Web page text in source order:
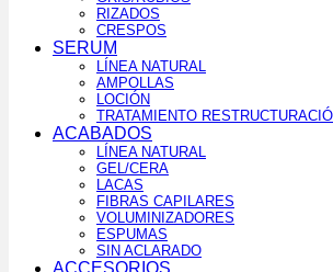
RIZADOS
CRESPOS
SERUM
LÍNEA NATURAL
AMPOLLAS
LOCIÓN
TRATAMIENTO
ACABADOS
LÍNEA NATURAL
GEL/CERA
LACAS
FIBRAS CAPILARES
VOLUMINIZADORES
ESPUMAS
SIN ACLARADO